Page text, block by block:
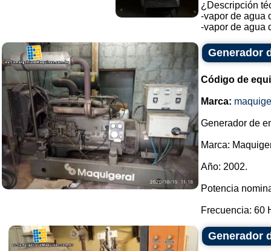
¿Descripción
-vapor de agua
-vapor de agua
Generador
Código de
Marca:
Generador de
Marca:
Año: 2002.
Potencia
Frecuencia: 60
Generador